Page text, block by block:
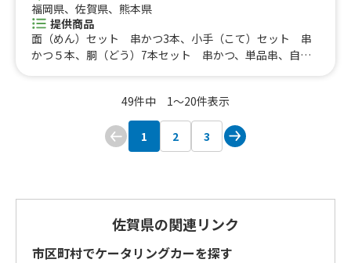
福岡県、佐賀県、熊本県
提供商品
面（めん）セット 串かつ3本、小手（こて）セット 串
かつ５本、胴（どう）7本セット 串かつ、単品串、自家
49件中 1〜20件表示
1 2 3
佐賀県の関連リンク
市区町村でケータリングカーを探す